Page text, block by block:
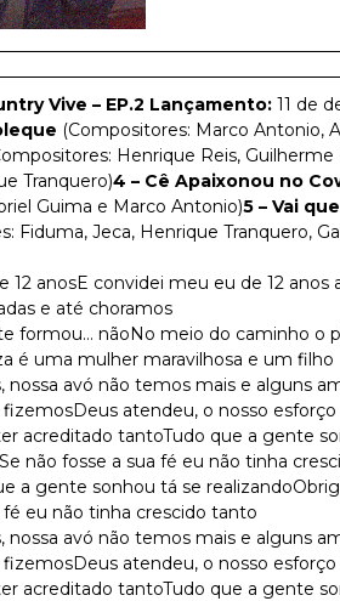
Vive – EP.2 Lançamento: 11 de
(Compositores: Marco Antonio,
Henrique Reis, Guilherme
Tranquero)4 – Cê Apaixonou no
Guima e Marco Antonio)5 – Vai
Fiduma, Jeca, Henrique Tranquero,
12 anosE convidei meu eu de 12 anos
e até choramos
formou… nãoNo meio do caminho o
é uma mulher maravilhosa e um filho
nossa avó não temos mais e alguns
fizemosDeus atendeu, o nosso esforço
acreditado tantoTudo que a gente
não fosse a sua fé eu não tinha
a gente sonhou tá se
eu não tinha crescido tanto
nossa avó não temos mais e alguns
fizemosDeus atendeu, o nosso esforço
acreditado tantoTudo que a gente